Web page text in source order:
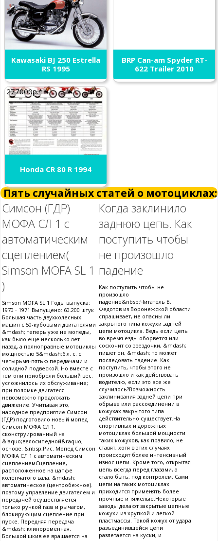
Kawasaki BJ 250 Estrella
RS 1995
BRP Can-am Spyder RT-
622 Trailer 2010
277000р.*
Honda CR 80 R 1994
Пять случайных статей о мотоциклах:
Симсон (ГДР)
МОФА СЛ 1 с
автоматическим
сцеплением(
Simson MOFA SL 1
)
Simson MOFA SL 1 Годы выпуска:
1970 - 1971 Выпущено: 60.200 штук
Большая часть двухколесных
машин с 50-кубовыми двигателями
&mdash; теперь уже не мопеды,
как было еще несколько лет
назад, а полноправные мотоциклы
мощностью 5&mdash;6 л. с. с
четырьмя-пятью передачами и
солидной подвеской. Но вместе с
тем они приобрели больший вес.
усложнилось их обслуживание;
при поломке двигателя
невозможно продолжать
движение. Учитывая это,
народное предприятие Симсон
(ГДР) подготовило новый мопед
Симсон МОФА СЛ 1,
сконструированный на
&laquo;велосипедной&raquo;
основе. &nbsp;Рис. Мопед Симсон
МОФА СЛ 1 с автоматическим
сцеплениемСцепление,
расположенное на цапфе
коленчатого вала, &mdash;
автоматическое (центробежное).
поэтому управление двигателем и
передачей осуществляется
только ручкой газа и рычагом,
блокирующим сцепление при
пуске. Передняя передача
&mdash; клиноременная.
Большой шкив ее вращается на
Когда заклинило
заднюю цепь. Как
поступить чтобы
не произошло
падение
Как поступить чтобы не
произошло
падение&nbsp;Читатель Б.
Федотов из Воронежской области
спрашивает, не опасны ли
закрытого типа кожухи задней
цепи мотоцикла. Ведь если цепь
во время езды оборвется или
соскочит со звездочки, &mdash;
пишет он, &mdash; то может
последовать падение. Как
поступить, чтобы этого не
произошло и как действовать
водителю, если это все же
случилось?Возможность
заклинивания задней цепи при
обрыве или рассоединении в
кожухах закрытого типа
действительно существует.На
спортивных и дорожных
мотоциклах большой мощности
таких кожухов, как правило, не
ставят, хотя в этих случаях
происходит более интенсивный
износ цепи. Кроме того, открытая
цепь всегда перед глазами, а
стало быть, под контролем. Сами
цепи на таких мотоциклах
приходится применять более
прочные и тяжелые.Некоторые
заводы делают закрытые цепные
кожухи из хрупкой и легкой
пластмассы. Такой кожух от удара
разъединившейся цепи
разлетается на куски, и